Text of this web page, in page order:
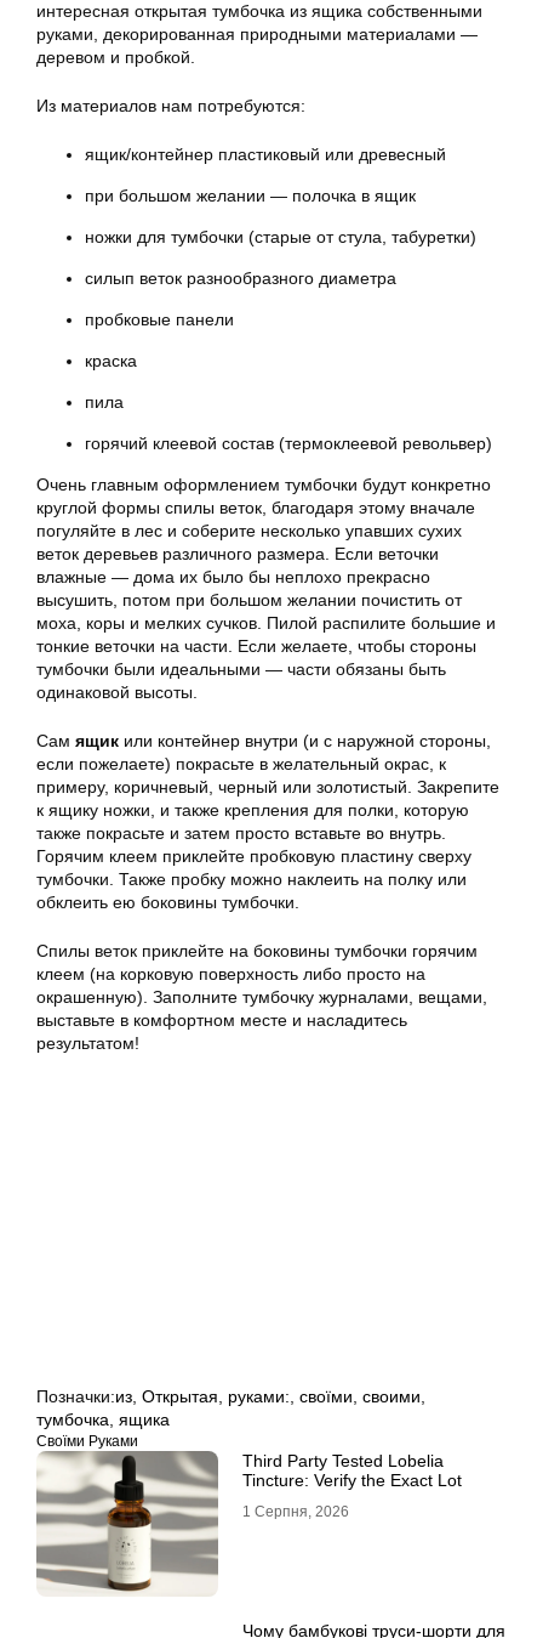
интересная открытая тумбочка из ящика собственными
руками, декорированная природными материалами —
деревом и пробкой.
Из материалов нам потребуются:
ящик/контейнер пластиковый или древесный
при большом желании — полочка в ящик
ножки для тумбочки (старые от стула, табуретки)
силып веток разнообразного диаметра
пробковые панели
краска
пила
горячий клеевой состав (термоклеевой револьвер)
Очень главным оформлением тумбочки будут конкретно
круглой формы спилы веток, благодаря этому вначале
погуляйте в лес и соберите несколько упавших сухих
веток деревьев различного размера. Если веточки
влажные — дома их было бы неплохо прекрасно
высушить, потом при большом желании почистить от
моха, коры и мелких сучков. Пилой распилите большие и
тонкие веточки на части. Если желаете, чтобы стороны
тумбочки были идеальными — части обязаны быть
одинаковой высоты.
Сам ящик или контейнер внутри (и с наружной стороны,
если пожелаете) покрасьте в желательный окрас, к
примеру, коричневый, черный или золотистый. Закрепите
к ящику ножки, и также крепления для полки, которую
также покрасьте и затем просто вставьте во внутрь.
Горячим клеем приклейте пробковую пластину сверху
тумбочки. Также пробку можно наклеить на полку или
обклеить ею боковины тумбочки.
Спилы веток приклейте на боковины тумбочки горячим
клеем (на корковую поверхность либо просто на
окрашенную). Заполните тумбочку журналами, вещами,
выставьте в комфортном месте и насладитесь
результатом!
Позначки:из Открытая руками: своїми своими
тумбочка ящика
Своїми Руками
Third Party Tested Lobelia
Tincture: Verify the Exact Lot
1 Серпня, 2026
Чому бамбукові труси-шорти для